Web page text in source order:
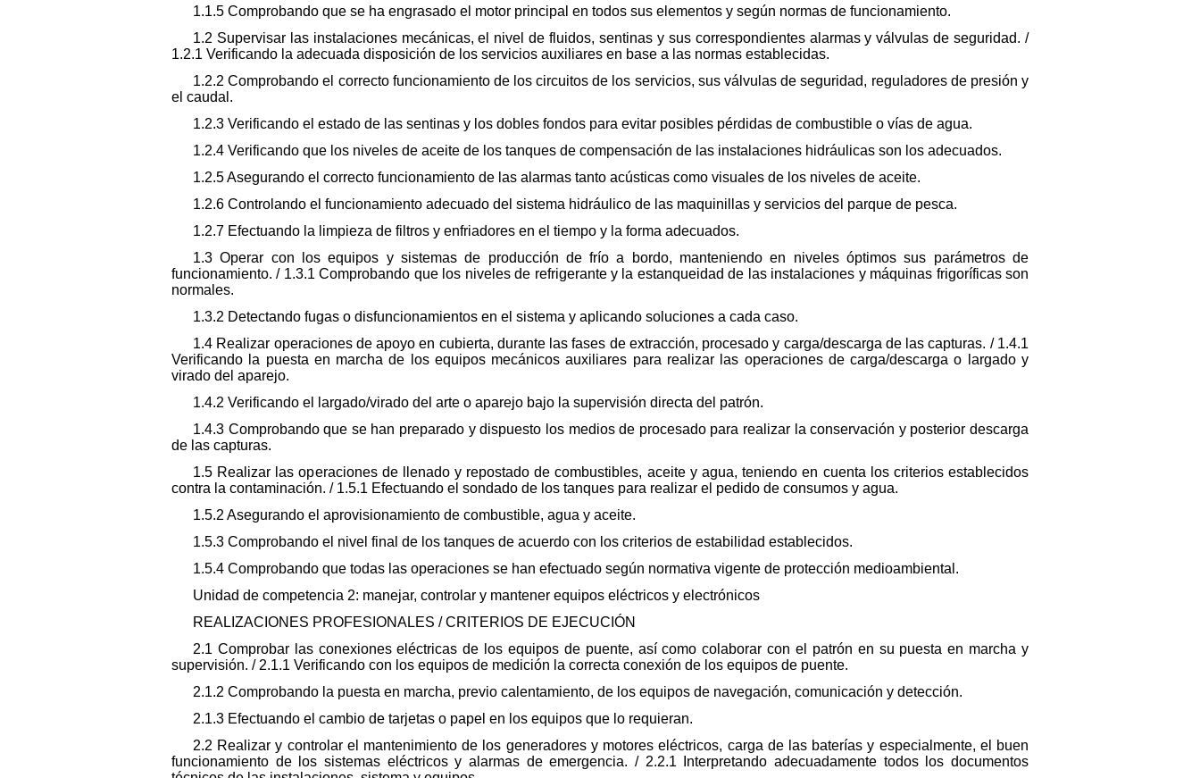
1.1.5 Comprobando que se ha engrasado el motor principal en todos sus elementos y según normas de funcionamiento.
1.2 Supervisar las instalaciones mecánicas, el nivel de fluidos, sentinas y sus correspondientes alarmas y válvulas de seguridad. /
1.2.1 Verificando la adecuada disposición de los servicios auxiliares en base a las normas establecidas.
1.2.2 Comprobando el correcto funcionamiento de los circuitos de los servicios, sus válvulas de seguridad, reguladores de presión y
el caudal.
1.2.3 Verificando el estado de las sentinas y los dobles fondos para evitar posibles pérdidas de combustible o vías de agua.
1.2.4 Verificando que los niveles de aceite de los tanques de compensación de las instalaciones hidráulicas son los adecuados.
1.2.5 Asegurando el correcto funcionamiento de las alarmas tanto acústicas como visuales de los niveles de aceite.
1.2.6 Controlando el funcionamiento adecuado del sistema hidráulico de las maquinillas y servicios del parque de pesca.
1.2.7 Efectuando la limpieza de filtros y enfriadores en el tiempo y la forma adecuados.
1.3 Operar con los equipos y sistemas de producción de frío a bordo, manteniendo en niveles óptimos sus parámetros de
funcionamiento. / 1.3.1 Comprobando que los niveles de refrigerante y la estanqueidad de las instalaciones y máquinas frigoríficas son
normales.
1.3.2 Detectando fugas o disfuncionamientos en el sistema y aplicando soluciones a cada caso.
1.4 Realizar operaciones de apoyo en cubierta, durante las fases de extracción, procesado y carga/descarga de las capturas. / 1.4.1
Verificando la puesta en marcha de los equipos mecánicos auxiliares para realizar las operaciones de carga/descarga o largado y
virado del aparejo.
1.4.2 Verificando el largado/virado del arte o aparejo bajo la supervisión directa del patrón.
1.4.3 Comprobando que se han preparado y dispuesto los medios de procesado para realizar la conservación y posterior descarga
de las capturas.
1.5 Realizar las operaciones de llenado y repostado de combustibles, aceite y agua, teniendo en cuenta los criterios establecidos
contra la contaminación. / 1.5.1 Efectuando el sondado de los tanques para realizar el pedido de consumos y agua.
1.5.2 Asegurando el aprovisionamiento de combustible, agua y aceite.
1.5.3 Comprobando el nivel final de los tanques de acuerdo con los criterios de estabilidad establecidos.
1.5.4 Comprobando que todas las operaciones se han efectuado según normativa vigente de protección medioambiental.
Unidad de competencia 2: manejar, controlar y mantener equipos eléctricos y electrónicos
REALIZACIONES PROFESIONALES / CRITERIOS DE EJECUCIÓN
2.1 Comprobar las conexiones eléctricas de los equipos de puente, así como colaborar con el patrón en su puesta en marcha y
supervisión. / 2.1.1 Verificando con los equipos de medición la correcta conexión de los equipos de puente.
2.1.2 Comprobando la puesta en marcha, previo calentamiento, de los equipos de navegación, comunicación y detección.
2.1.3 Efectuando el cambio de tarjetas o papel en los equipos que lo requieran.
2.2 Realizar y controlar el mantenimiento de los generadores y motores eléctricos, carga de las baterías y especialmente, el buen
funcionamiento de los sistemas eléctricos y alarmas de emergencia. / 2.2.1 Interpretando adecuadamente todos los documentos